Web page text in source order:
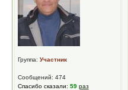
Группа: Участник
Сообщений: 474
Спасибо сказали: 59 раз